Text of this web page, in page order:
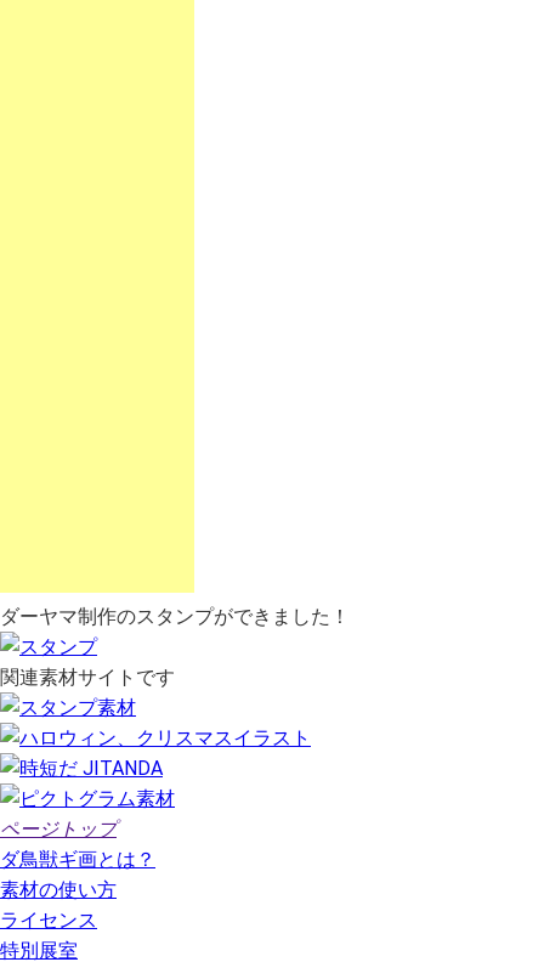
ダーヤマ制作のスタンプができました！
関連素材サイトです
ページトップ
ダ鳥獣ギ画とは？
素材の使い方
ライセンス
特別展室